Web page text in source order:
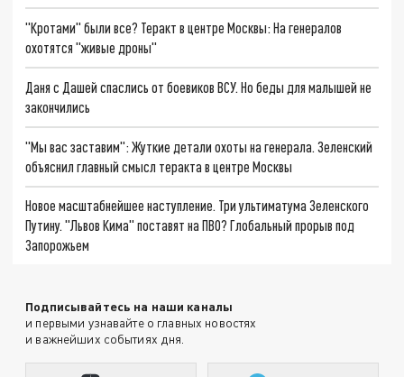
"Кротами" были все? Теракт в центре Москвы: На генералов
охотятся "живые дроны"
Даня с Дашей спаслись от боевиков ВСУ. Но беды для малышей не
закончились
"Мы вас заставим": Жуткие детали охоты на генерала. Зеленский
объяснил главный смысл теракта в центре Москвы
Новое масштабнейшее наступление. Три ультиматума Зеленского
Путину. "Львов Кима" поставят на ПВО? Глобальный прорыв под
Запорожьем
Подписывайтесь на наши каналы
и первыми узнавайте о главных новостях
и важнейших событиях дня.